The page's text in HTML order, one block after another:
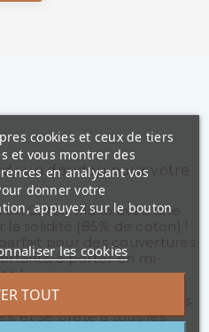
: un doudou pour votre
Coton Mako avec une
solidité (85% de coton) !
à porter en mi-
!
séduira aussi bien les
et se prête à tous les
cookies et ceux de tiers
et vous montrer des
en analysant vos
donner votre
appuyez sur le bouton
les cookies
TOUT